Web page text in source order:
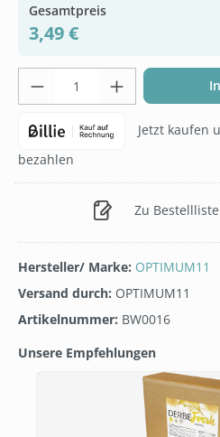
Gesamtpreis
3,49 €
Produkt Anzahl:
Jetzt kaufen
bezahlen
Zu
Hersteller/ Marke: OPTIMUM11
Versand durch: OPTIMUM11
Artikelnummer: BW0016
Unsere Empfehlungen
Produktgalerie überspringen